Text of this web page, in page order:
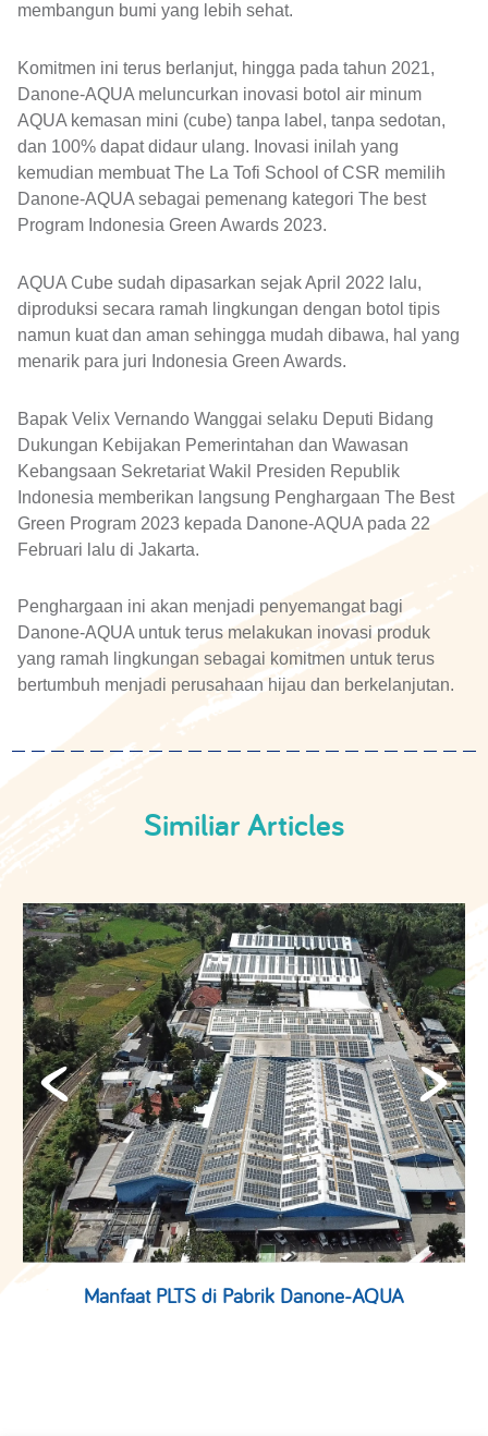
membangun bumi yang lebih sehat.
Komitmen ini terus berlanjut, hingga pada tahun 2021,
Danone-AQUA meluncurkan inovasi botol air minum
AQUA kemasan mini (cube) tanpa label, tanpa sedotan,
dan 100% dapat didaur ulang. Inovasi inilah yang
kemudian membuat The La Tofi School of CSR memilih
Danone-AQUA sebagai pemenang kategori The best
Program Indonesia Green Awards 2023.
AQUA Cube sudah dipasarkan sejak April 2022 lalu,
diproduksi secara ramah lingkungan dengan botol tipis
namun kuat dan aman sehingga mudah dibawa, hal yang
menarik para juri Indonesia Green Awards.
Bapak Velix Vernando Wanggai selaku Deputi Bidang
Dukungan Kebijakan Pemerintahan dan Wawasan
Kebangsaan Sekretariat Wakil Presiden Republik
Indonesia memberikan langsung Penghargaan The Best
Green Program 2023 kepada Danone-AQUA pada 22
Februari lalu di Jakarta.
Penghargaan ini akan menjadi penyemangat bagi
Danone-AQUA untuk terus melakukan inovasi produk
yang ramah lingkungan sebagai komitmen untuk terus
bertumbuh menjadi perusahaan hijau dan berkelanjutan.
Similiar Articles
Manfaat PLTS di Pabrik Danone-AQUA